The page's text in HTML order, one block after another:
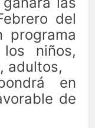
del
programa
niños,
adultos,
en
de